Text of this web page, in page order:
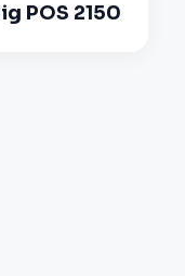
POS 2150